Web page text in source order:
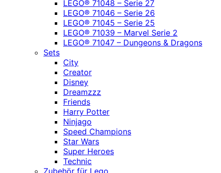
LEGO® 71048 – Serie 27
LEGO® 71046 – Serie 26
LEGO® 71045 – Serie 25
LEGO® 71039 – Marvel Serie 2
LEGO® 71047 – Dungeons & Dragons
Sets
City
Creator
Disney
Dreamzzz
Friends
Harry Potter
Ninjago
Speed Champions
Star Wars
Super Heroes
Technic
Zubehör für Lego